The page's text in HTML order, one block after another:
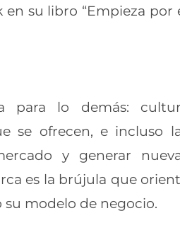
en su libro “Empieza por
para lo demás:
se ofrecen, e incluso
y generar
es la brújula que
su modelo de negocio.